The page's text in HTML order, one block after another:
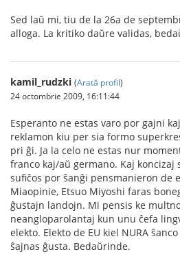
Sed laŭ mi, tiu de la 26a de
alloga. La kritiko daŭre validas,
kamil_rudzki (Arată profil)
24 octombrie 2009, 16:11:44
Esperanto ne estas varo por gajni
reklamon kiu per sia formo
pri ĝi. Ja la celo ne estas nur
franco kaj/aŭ germano. Kaj koncizaj
sufiĉos por ŝanĝi pensmanieron de
Miaopinie, Etsuo Miyoshi faras
ĝustajn landojn. Mi pensis ke
neangloparolantaj kun unu ĉefa
elekto. Elekto de EU kiel NURA
ŝajnas ĝusta. Bedaŭrinde.